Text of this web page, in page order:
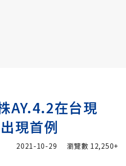
AY.4.2在台現
現首例
2021-10-29 瀏覽數 12,250+